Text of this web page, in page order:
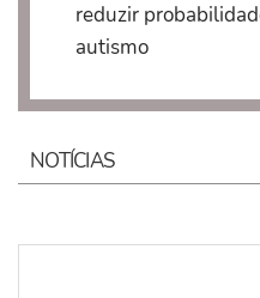
reduzir
autismo
NOTÍCIAS